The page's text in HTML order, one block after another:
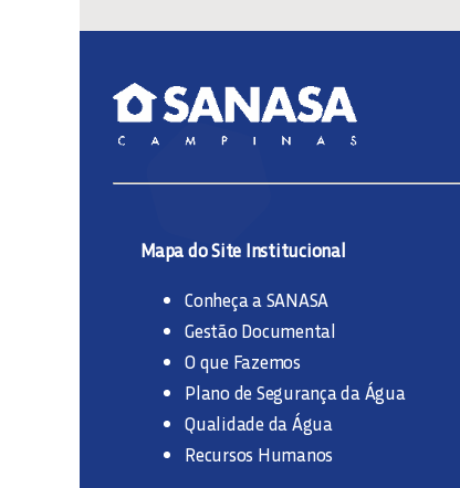
Mapa do Site Institucional
Conheça a SANASA
Gestão Documental
O que Fazemos
Plano de Segurança da Água
Qualidade da Água
Recursos Humanos